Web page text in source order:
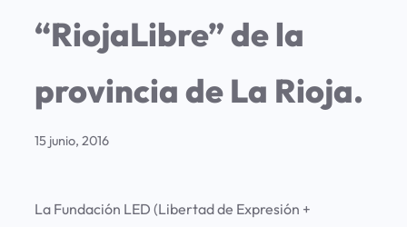
“RiojaLibre” de la
provincia de La Rioja.
15 junio, 2016
La Fundación LED (Libertad de Expresión +